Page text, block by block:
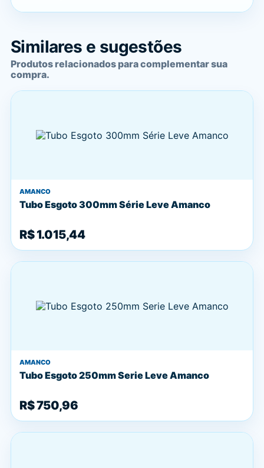
Similares e sugestões
Produtos relacionados para complementar sua
compra.
AMANCO
Tubo Esgoto 300mm Série Leve Amanco
R$ 1.015,44
AMANCO
Tubo Esgoto 250mm Serie Leve Amanco
R$ 750,96